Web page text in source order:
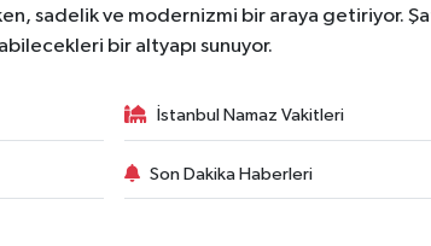
sadelik ve modernizmi bir araya getiriyor.
bir altyapı sunuyor.
İstanbul Namaz Vakitleri
Son Dakika Haberleri